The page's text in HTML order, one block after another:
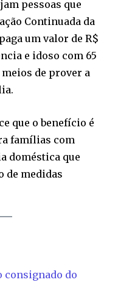
pessoas que
Continuada da
um valor de R$
e idoso com 65
de prover a
que o benefício é
famílias com
doméstica que
de medidas
consignado do